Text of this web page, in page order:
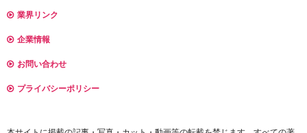
業界リンク
企業情報
お問い合わせ
プライバシーポリシー